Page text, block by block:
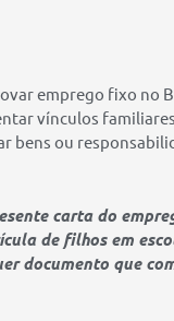
emprego fixo no
vínculos
bens ou
carta do
de filhos em
documento que